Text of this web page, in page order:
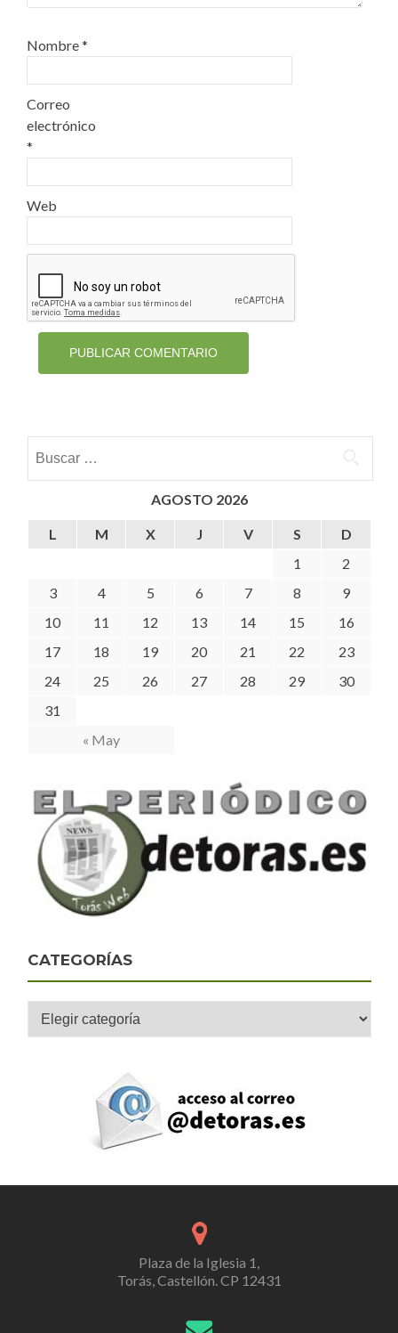
Nombre*
Correo
electrónico
*
Web
AGOSTO 2026
L M X J V S D
« May
1
2
3
4 5 6 7 8
9
10
11 12 13 14 15
16
17
18 19 20 21 22
23
24
25 26 27 28 29
30
31
CATEGORÍAS
Categorías
Plaza de la Iglesia 1,
Torás, Castellón. CP 12431